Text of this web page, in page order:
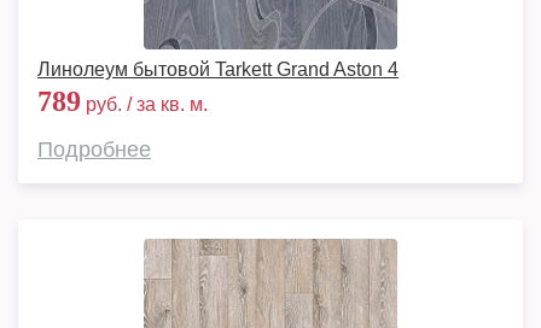
Линолеум бытовой Tarkett Grand Aston 4
789 руб. / за кв. м.
Подробнее